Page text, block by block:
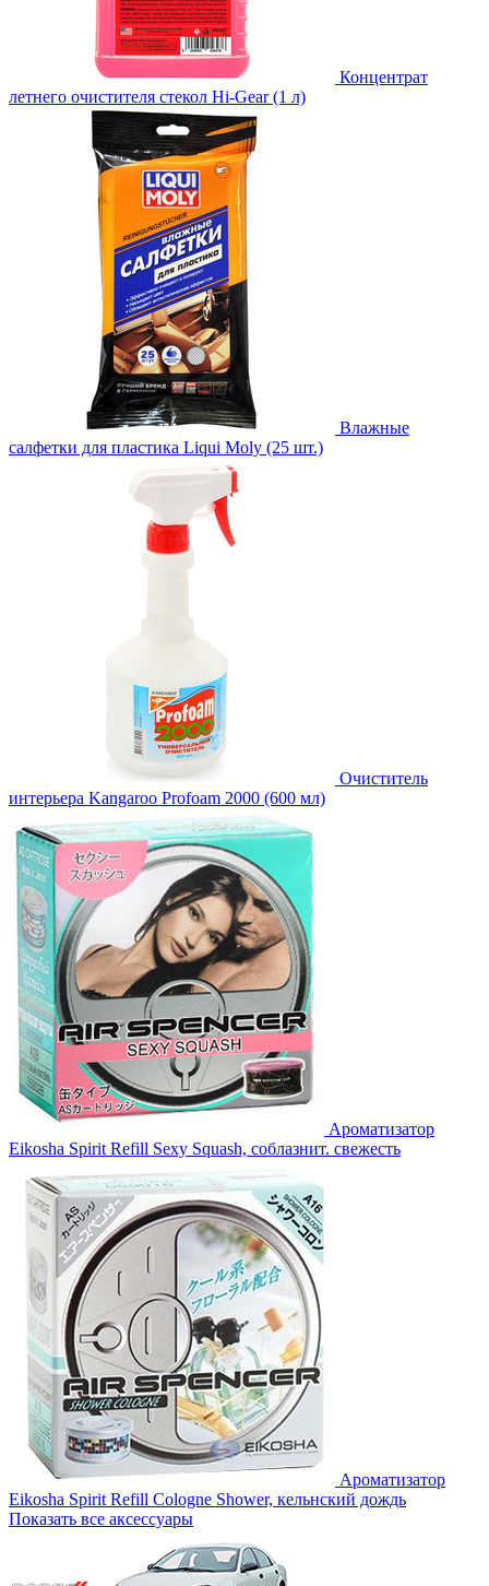
Концентрат
летнего очистителя стекол Hi-Gear (1 л)
Влажные
салфетки для пластика Liqui Moly (25 шт.)
Очиститель
интерьера Kangaroo Profoam 2000 (600 мл)
Ароматизатор
Eikosha Spirit Refill Sexy Squash, соблазнит. свежесть
Ароматизатор
Eikosha Spirit Refill Cologne Shower, кельнский дождь
Показать все аксессуары